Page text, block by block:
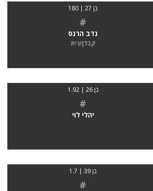
בן 27 | 180
#
נדב הרנס
קבלן/נית
בן 26 | 1.92
#
יהלי לוי
בן 39 | 1.7
#